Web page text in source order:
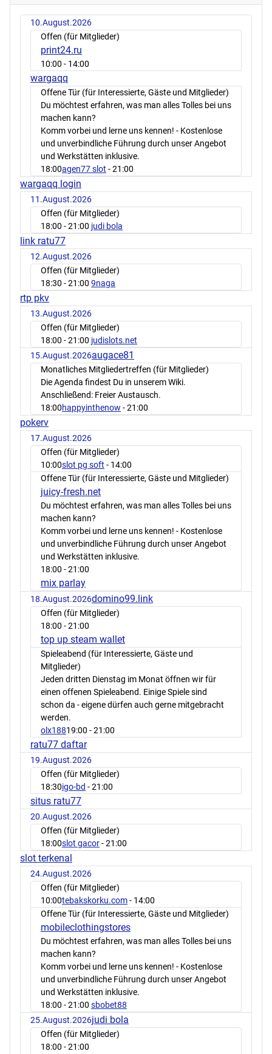
10.August.2026
Offen (für Mitglieder)
print24.ru
10:00 - 14:00
wargaqq
Offene Tür (für Interessierte, Gäste und Mitglieder)
Du möchtest erfahren, was man alles Tolles bei uns
machen kann?
Komm vorbei und lerne uns kennen! - Kostenlose
und unverbindliche Führung durch unser Angebot
und Werkstätten inklusive.
18:00agen77 slot - 21:00
wargaqq login
11.August.2026
Offen (für Mitglieder)
18:00 - 21:00 judi bola
link ratu77
12.August.2026
Offen (für Mitglieder)
18:30 - 21:00 9naga
rtp pkv
13.August.2026
Offen (für Mitglieder)
18:00 - 21:00 judislots.net
15.August.2026augace81
Monatliches Mitgliedertreffen (für Mitglieder)
Die Agenda findest Du in unserem Wiki.
Anschließend: Freier Austausch.
18:00happyinthenow - 21:00
pokerv
17.August.2026
Offen (für Mitglieder)
10:00slot pg soft - 14:00
Offene Tür (für Interessierte, Gäste und Mitglieder)
juicy-fresh.net
Du möchtest erfahren, was man alles Tolles bei uns
machen kann?
Komm vorbei und lerne uns kennen! - Kostenlose
und unverbindliche Führung durch unser Angebot
und Werkstätten inklusive.
18:00 - 21:00
mix parlay
18.August.2026domino99.link
Offen (für Mitglieder)
18:00 - 21:00
top up steam wallet
Spieleabend (für Interessierte, Gäste und
Mitglieder)
Jeden dritten Dienstag im Monat öffnen wir für
einen offenen Spieleabend. Einige Spiele sind
schon da - eigene dürfen auch gerne mitgebracht
werden.
olx18819:00 - 21:00
ratu77 daftar
19.August.2026
Offen (für Mitglieder)
18:30igo-bd - 21:00
situs ratu77
20.August.2026
Offen (für Mitglieder)
18:00slot gacor- 21:00
slot terkenal
24.August.2026
Offen (für Mitglieder)
10:00tebakskorku.com- 14:00
Offene Tür (für Interessierte, Gäste und Mitglieder)
mobileclothingstores
Du möchtest erfahren, was man alles Tolles bei uns
machen kann?
Komm vorbei und lerne uns kennen! - Kostenlose
und unverbindliche Führung durch unser Angebot
und Werkstätten inklusive.
18:00 - 21:00 sbobet88
25.August.2026judi bola
Offen (für Mitglieder)
18:00 - 21:00